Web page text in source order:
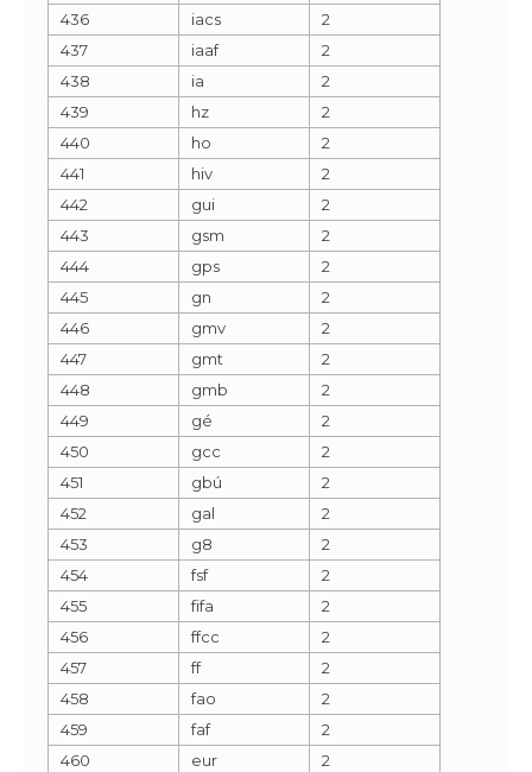
436 iacs
2
437
iaaf
2
438
ia
2
439
hz
2
440
ho
2
441
hiv
2
442
gui
2
443
gsm
2
444
gps
2
445
gn
2
446
gmv
2
447
gmt
2
448
gmb
2
449
gé
2
450
gcc
2
451
gbú
2
452
gal
2
453
g8
2
454
fsf
2
455
fifa
2
456
ffcc
2
457
ff
2
458
fao
2
459
faf
2
460
eur
2